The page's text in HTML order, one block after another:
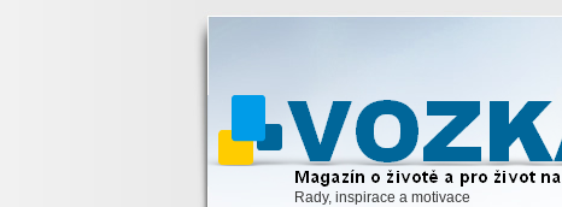
Rady, inspirace a motivace